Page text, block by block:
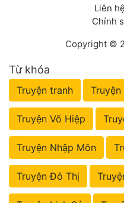
Liên
Chính
Copyright ©
Từ khóa
Truyện tranh Truyện
Truyện Võ Hiệp
Truyện Nhập Môn
Truyện Đô Thị